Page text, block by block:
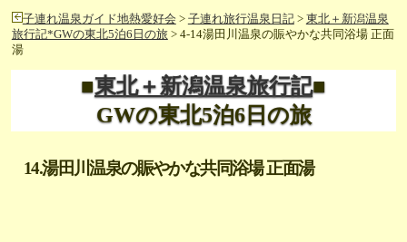
子連れ温泉ガイド地熱愛好会 > 子連れ旅行温泉日記> 東北＋新潟温泉
旅行記*GWの東北5泊6日の旅> 4-14湯田川温泉の賑やかな共同浴場 正面
湯
■東北＋新潟温泉旅行記■
GWの東北5泊6日の旅
14.湯田川温泉の賑やかな共同浴場 正面湯